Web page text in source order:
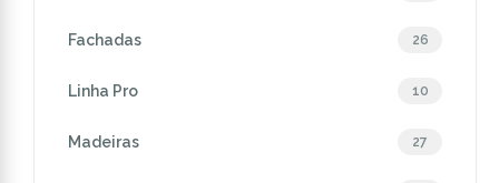
Fachadas 26
Linha Pro 10
Madeiras 27